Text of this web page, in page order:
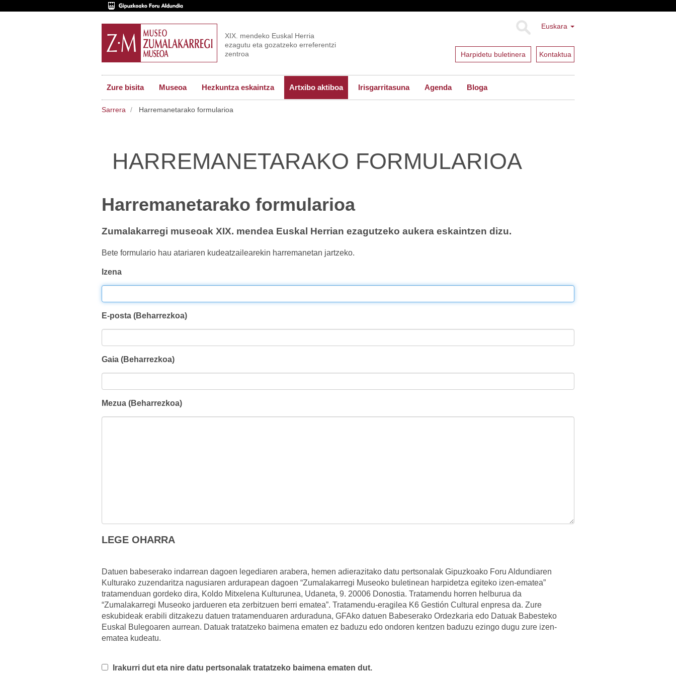
Euskara
Harpidetu buletinera Kontaktua
XIX. mendeko Euskal Herria
ezagutu eta gozatzeko erreferentzi
zentroa
Zure bisita Museoa Hezkuntza eskaintza Artxibo aktiboa Irisgarritasuna Agenda Bloga
Sarrera Harremanetarako formularioa
HARREMANETARAKO FORMULARIOA
Harremanetarako formularioa
Zumalakarregi museoak XIX. mendea Euskal Herrian ezagutzeko aukera eskaintzen dizu.
Bete formulario hau atariaren kudeatzailearekin harremanetan jartzeko.
Izena
E-posta (Beharrezkoa)
Gaia (Beharrezkoa)
Mezua (Beharrezkoa)
LEGE OHARRA
Datuen babeserako indarrean dagoen legediaren arabera, hemen adierazitako datu pertsonalak Gipuzkoako Foru Aldundiaren
Kulturako zuzendaritza nagusiaren ardurapean dagoen “Zumalakarregi Museoko buletinean harpidetza egiteko izen-ematea”
tratamenduan gordeko dira, Koldo Mitxelena Kulturunea, Udaneta, 9. 20006 Donostia. Tratamendu horren helburua da
“Zumalakarregi Museoko jardueren eta zerbitzuen berri ematea”. Tratamendu-eragilea K6 Gestión Cultural enpresa da. Zure
eskubideak erabili ditzakezu datuen tratamenduaren arduraduna, GFAko datuen Babeserako Ordezkaria edo Datuak Babesteko
Euskal Bulegoaren aurrean. Datuak tratatzeko baimena ematen ez baduzu edo ondoren kentzen baduzu ezingo dugu zure izen-
ematea kudeatu.
Irakurri dut eta nire datu pertsonalak tratatzeko baimena ematen dut.